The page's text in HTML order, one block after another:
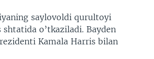
saylovoldi qurultoyi
o’tkaziladi. Bayden
Kamala Harris bilan